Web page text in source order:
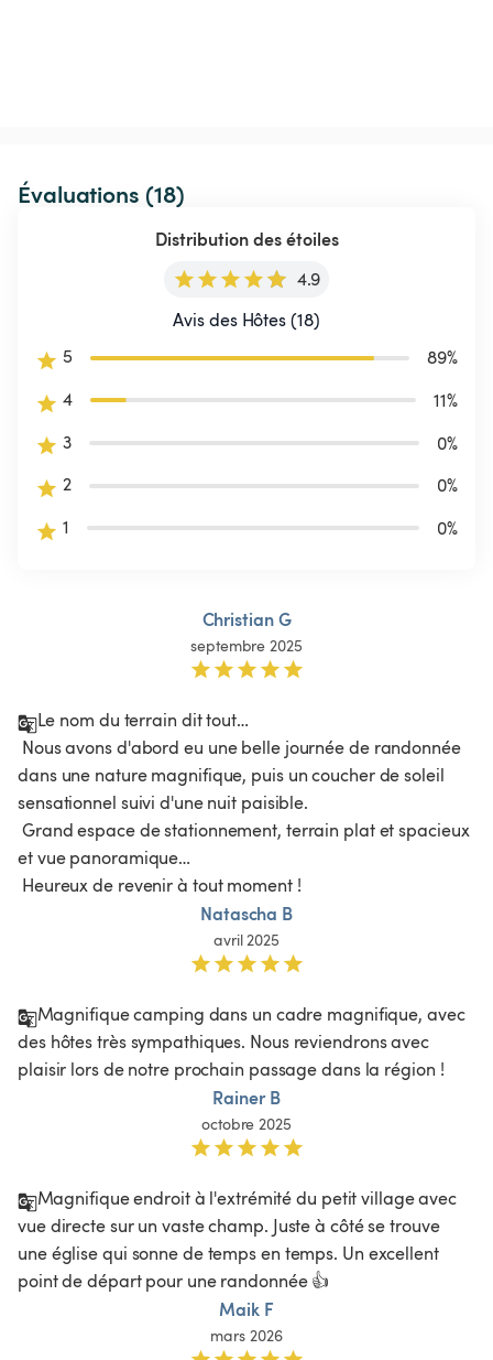
Évaluations (18)
Distribution des étoiles
4.9
Avis des Hôtes (18)
5
89%
4
11%
3
0%
2
0%
1
0%
Christian G
septembre 2025
Le nom du terrain dit tout…
dans une nature magnifique, puis un coucher de soleil
sensationnel suivi d'une nuit paisible.
et vue panoramique…
Heureux de revenir à tout moment !
Natascha B
avril 2025
Magnifique camping dans un cadre magnifique, avec
des hôtes très sympathiques. Nous reviendrons avec
plaisir lors de notre prochain passage dans la région !
Rainer B
octobre 2025
Magnifique endroit à l'extrémité du petit village avec
vue directe sur un vaste champ. Juste à côté se trouve
une église qui sonne de temps en temps. Un excellent
point de départ pour une randonnée 👍
Maik F
mars 2026